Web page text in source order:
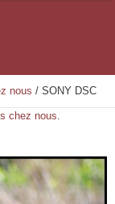
nous / SONY DSC
chez nous.